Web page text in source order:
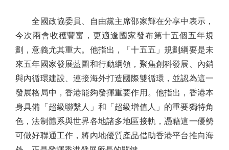
全國政協委員、自由黨主席邵家輝在分享中表示，
今次兩會收穫豐富，更適逢國家發布第十五個五年規
劃，意義尤其重大。他指出，「十五五」規劃綱要是未
來五年國家發展藍圖和行動綱領，聚焦創科發展、內銷
與內循環建設、連接海外打造國際雙循環，並認為這一
發展格局中，香港能夠發揮重要作用。他指出，香港本
身具備「超級聯繫人」和「超級增值人」的重要獨特角
色，法制體系與世界各地諸多地區接軌，憑藉這一優勢
可做好聯通工作，將內地優質產品借助香港平台推向海